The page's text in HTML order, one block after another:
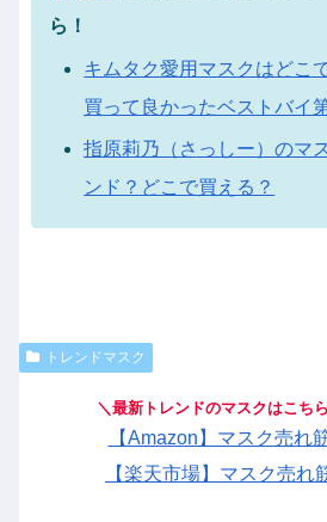
ら！
キムタク愛用マスクはどこ
買って良かったベストバイ
指原莉乃（さっしー）のマ
ンド？どこで買える？
トレンドマスク
＼最新トレンドのマスクはこち
【Amazon】マスク売れ
【楽天市場】マスク売れ